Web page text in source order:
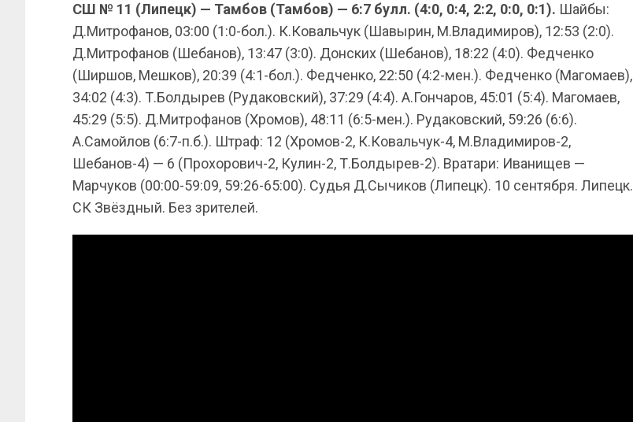
СШ № 11 (Липецк) — Тамбов (Тамбов) — 6:7 булл. (4:0, 0:4, 2:2, 0:0, 0:1). Шайбы:
Д.Митрофанов, 03:00 (1:0-бол.). К.Ковальчук (Шавырин, М.Владимиров), 12:53 (2:0).
Д.Митрофанов (Шебанов), 13:47 (3:0). Донских (Шебанов), 18:22 (4:0). Федченко
(Ширшов, Мешков), 20:39 (4:1-бол.). Федченко, 22:50 (4:2-мен.). Федченко (Магомаев),
34:02 (4:3). Т.Болдырев (Рудаковский), 37:29 (4:4). А.Гончаров, 45:01 (5:4). Магомаев,
45:29 (5:5). Д.Митрофанов (Хромов), 48:11 (6:5-мен.). Рудаковский, 59:26 (6:6).
А.Самойлов (6:7-п.б.). Штраф: 12 (Хромов-2, К.Ковальчук-4, М.Владимиров-2,
Шебанов-4) — 6 (Прохорович-2, Кулин-2, Т.Болдырев-2). Вратари: Иванищев —
Марчуков (00:00-59:09, 59:26-65:00). Судья Д.Сычиков (Липецк). 10 сентября. Липецк.
СК Звёздный. Без зрителей.